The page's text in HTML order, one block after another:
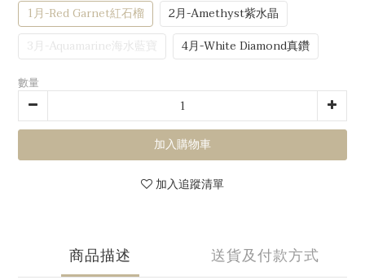
1月-Red Garnet紅石榴
2月-Amethyst紫水晶
3月-Aquamarine海水藍寶
4月-White Diamond真鑽
數量
加入購物車
加入追蹤清單
商品描述 送貨及付款方式